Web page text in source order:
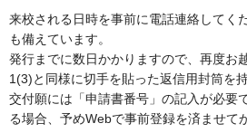
来校される日時を事前に電話連絡してく
も備えています。
発行までに数日かかりますので、再度お
1(3)と同様に切手を貼った返信用封筒を
交付願には「申請書番号」の記入が必要
る場合、予めWebで事前登録を済ませて